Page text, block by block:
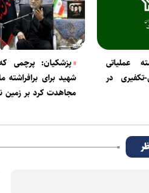
۴ هسته‌ عملیاتی
تکفیری در
پزشکیان: پرچمی
شهید برای برافراشته
مجاهدت کرد بر زمین